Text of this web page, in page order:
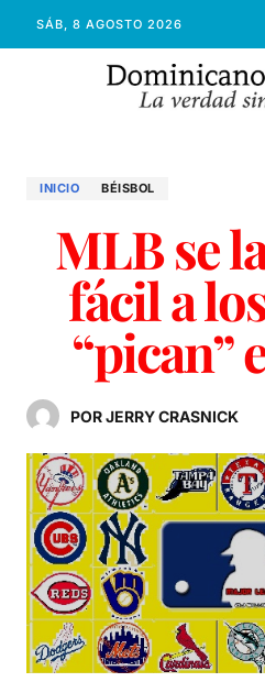
SÁB, 8 AGOSTO 2026
INICIO BÉISBOL
MLB se
fácil a
“pican”
POR JERRY CRASNICK